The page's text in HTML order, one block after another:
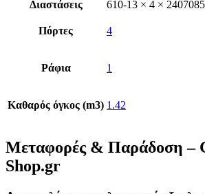
Διαστάσεις 610-13 × 4 ×
Πόρτες 4
Ράφια 1
Καθαρός όγκος (m3) 1.42
Μεταφορές & Παράδοση –
Shop.gr